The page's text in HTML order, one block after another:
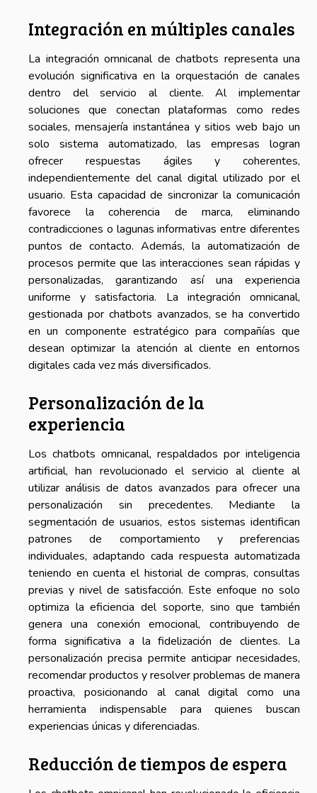
Integración en múltiples canales
La integración omnicanal de chatbots representa una
evolución significativa en la orquestación de canales
dentro del servicio al cliente. Al implementar
soluciones que conectan plataformas como redes
sociales, mensajería instantánea y sitios web bajo un
solo sistema automatizado, las empresas logran
ofrecer respuestas ágiles y coherentes,
independientemente del canal digital utilizado por el
usuario. Esta capacidad de sincronizar la comunicación
favorece la coherencia de marca, eliminando
contradicciones o lagunas informativas entre diferentes
puntos de contacto. Además, la automatización de
procesos permite que las interacciones sean rápidas y
personalizadas, garantizando así una experiencia
uniforme y satisfactoria. La integración omnicanal,
gestionada por chatbots avanzados, se ha convertido
en un componente estratégico para compañías que
desean optimizar la atención al cliente en entornos
digitales cada vez más diversificados.
Personalización de la
experiencia
Los chatbots omnicanal, respaldados por inteligencia
artificial, han revolucionado el servicio al cliente al
utilizar análisis de datos avanzados para ofrecer una
personalización sin precedentes. Mediante la
segmentación de usuarios, estos sistemas identifican
patrones de comportamiento y preferencias
individuales, adaptando cada respuesta automatizada
teniendo en cuenta el historial de compras, consultas
previas y nivel de satisfacción. Este enfoque no solo
optimiza la eficiencia del soporte, sino que también
genera una conexión emocional, contribuyendo de
forma significativa a la fidelización de clientes. La
personalización precisa permite anticipar necesidades,
recomendar productos y resolver problemas de manera
proactiva, posicionando al canal digital como una
herramienta indispensable para quienes buscan
experiencias únicas y diferenciadas.
Reducción de tiempos de espera